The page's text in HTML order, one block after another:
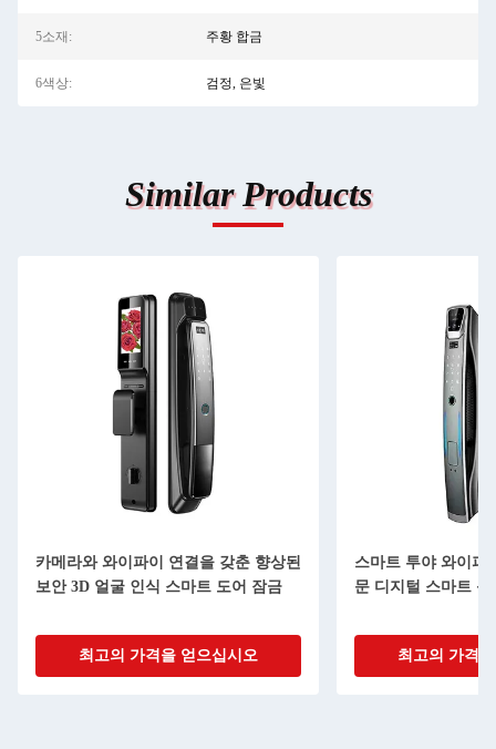
5소재: 주황 합금
6색상: 검정, 은빛
Similar Products
카메라와 와이파이 연결을 갖춘 향상된
보안 3D 얼굴 인식 스마트 도어 잠금
최고의 가격을 얻으십시오
스마트 투야 와이파
문 디지털 스마트 문
최고의 가격